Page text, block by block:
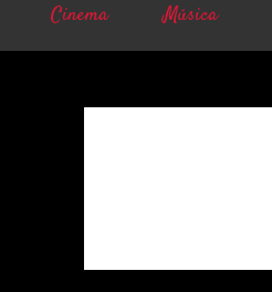
Cinema Música